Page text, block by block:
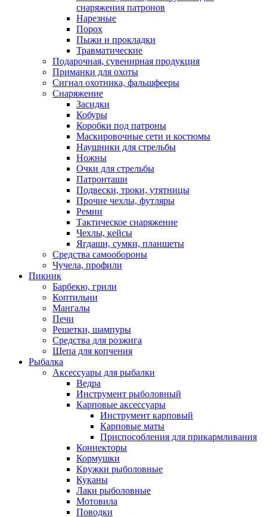
снаряжения патронов
Нарезные
Порох
Пыжи и прокладки
Травматические
Подарочная, сувенирная продукция
Приманки для охоты
Сигнал охотника, фальшфееры
Снаряжение
Засидки
Кобуры
Коробки под патроны
Маскировочные сети и костюмы
Наушники для стрельбы
Ножны
Очки для стрельбы
Патронташи
Подвески, троки, утятницы
Прочие чехлы, футляры
Ремни
Тактическое снаряжение
Чехлы, кейсы
Ягдаши, сумки, планшеты
Средства самообороны
Чучела, профили
Пикник
Барбекю, грили
Коптильни
Мангалы
Печи
Решетки, шампуры
Средства для розжига
Щепа для копчения
Рыбалка
Аксессуары для рыбалки
Ведра
Инструмент рыболовный
Карповые аксессуары
Инструмент карповый
Карповые маты
Приспособления для прикармливания
Коннекторы
Кормушки
Кружки рыболовные
Куканы
Лаки рыболовные
Мотовила
Поводки